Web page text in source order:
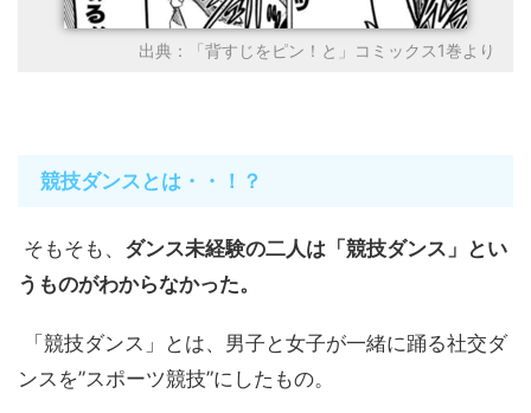
出典：「背すじをピン！と」コミックス1巻より
競技ダンスとは・・！？
そもそも、 ダンス未経験の二人は「競技ダンス」とい
うものがわからなかった。
「競技ダンス」とは、男子と女子が一緒に踊る社交ダ
ンスを”スポーツ競技”にしたもの。